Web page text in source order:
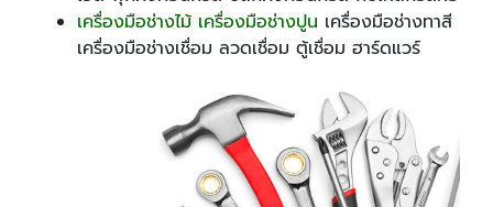
เครื่องมือช่างไม้ เครื่องมือช่างปูน เครื่องมือช่างทาสี
เครื่องมือช่างเชื่อม ลวดเชื่อม ตู้เชื่อม ฮาร์ดแวร์